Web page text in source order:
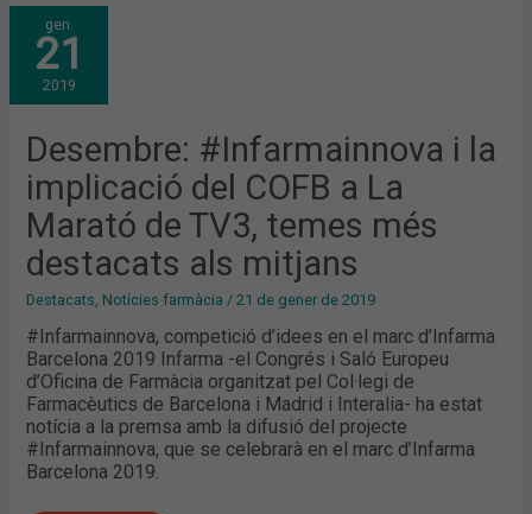
gen.
21
2019
Desembre: #Infarmainnova i la
implicació del COFB a La
Marató de TV3, temes més
destacats als mitjans
Destacats Notícies farmàcia /21 de gener de 2019
#Infarmainnova, competició d’idees en el marc d’Infarma
Barcelona 2019 Infarma -el Congrés i Saló Europeu
d’Oficina de Farmàcia organitzat pel Col·legi de
Farmacèutics de Barcelona i Madrid i Interalia- ha estat
notícia a la premsa amb la difusió del projecte
#Infarmainnova, que se celebrarà en el marc d’Infarma
Barcelona 2019.
DESEMBRE:
#INFARMAINNOVA
I
LA
IMPLICACIÓ
DEL
COFB
MARATÓ
DE
TV3,
TEMES
MÉS
DESTACATS
ALS
MITJANS